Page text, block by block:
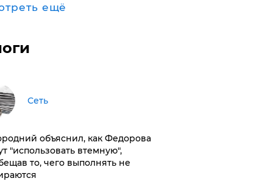
ещё
Сеть
объяснил, как Федорова
"использовать втемную",
то, чего выполнять не